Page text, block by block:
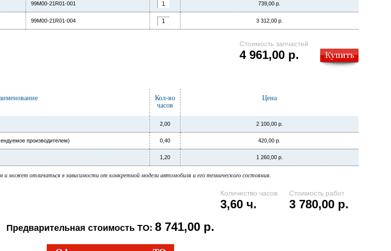
99M00-21R01-001 739,00 р.
99M00-21R01-004 3 312,00 р.
Стоимость запчастей
4 961,00 р.
Кол-во
часов
Цена
2,00 2 100,00 р.
производителем) 0,40 420,00 р.
1,20 1 260,00 р.
и может отличаться в зависимости от конкретной модели автомобиля и его технического состояния.
Количество часов
3,60 ч.
Стоимость работ
3 780,00 р.
Предварительная стоимость ТО: 8 741,00 р.